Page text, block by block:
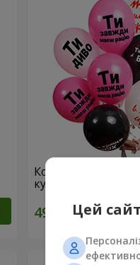
Колекція кульок
кульок
Цей